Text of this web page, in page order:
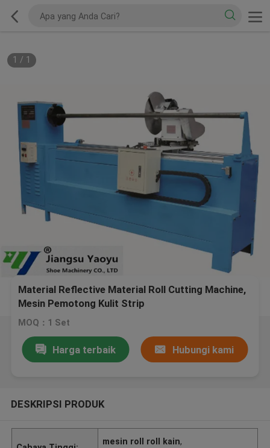
1 / 1
Material Reflective Material Roll Cutting Machine,
Mesin Pemotong Kulit Strip
MOQ：1 Set
Harga terbaik Hubungi kami
DESKRIPSI PRODUK
mesin roll roll kain,